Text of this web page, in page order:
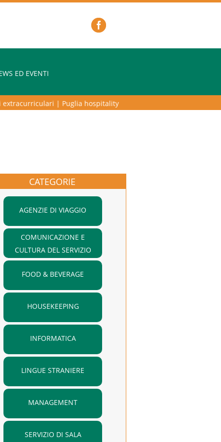
ED EVENTI
|Puglia hospitality lab – programma di alta
CATEGORIE
AGENZIE DI VIAGGIO
COMUNICAZIONE E
CULTURA DEL SERVIZIO
FOOD & BEVERAGE
HOUSEKEEPING
INFORMATICA
LINGUE STRANIERE
MANAGEMENT
SERVIZIO DI SALA